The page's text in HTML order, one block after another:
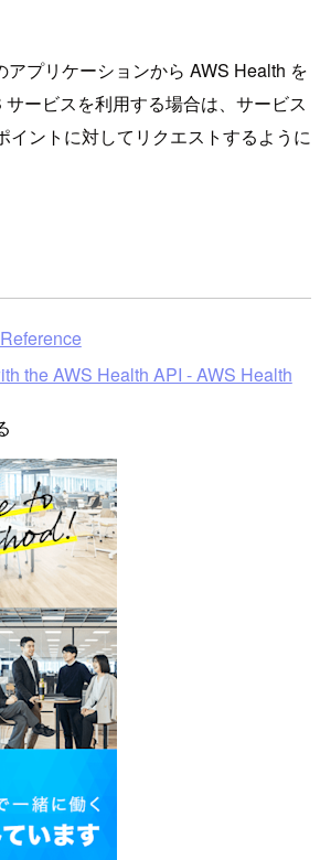
アプリケーションから AWS Health を
ービスを利用する場合は、サービス
イントに対してリクエストするように
the AWS Health API - AWS Health